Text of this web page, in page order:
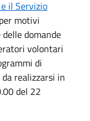
il Servizio
motivi
domande
volontari
di
realizzarsi in
del 22